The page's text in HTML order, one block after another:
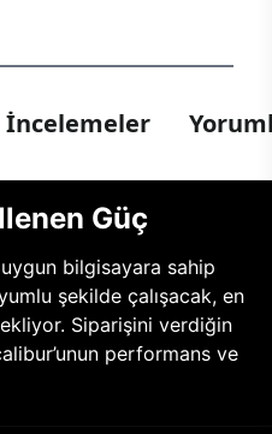
İncelemeler
Güç
bilgisayara sahip
şekilde çalışacak, en
Siparişini verdiğin
performans ve